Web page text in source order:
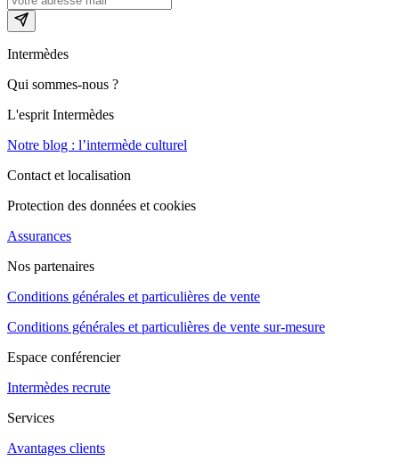
Intermèdes
Qui sommes-nous ?
L'esprit Intermèdes
Notre blog : l’intermède culturel
Contact et localisation
Protection des données et cookies
Assurances
Nos partenaires
Conditions générales et particulières de vente
Conditions générales et particulières de vente sur-mesure
Espace conférencier
Intermèdes recrute
Services
Avantages clients